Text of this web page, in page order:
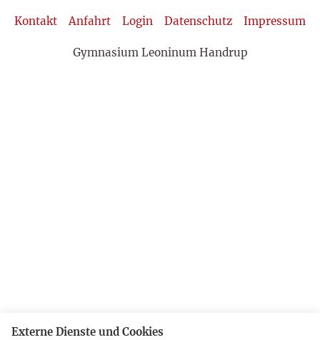
Kontakt Anfahrt Login Datenschutz Impressum
Gymnasium Leoninum Handrup
Externe Dienste und Cookies